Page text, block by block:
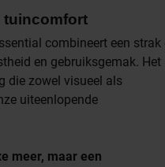
tuincomfort
combineert een strak
en gebruiksgemak. Het
die zowel visueel als
uiteenlopende
meer, maar een